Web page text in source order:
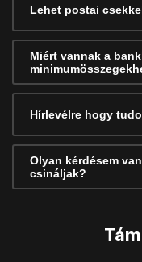
Lehet postai
Miért vannak a
Hírlevélre hogy
Olyan kérdésem
csináljak?